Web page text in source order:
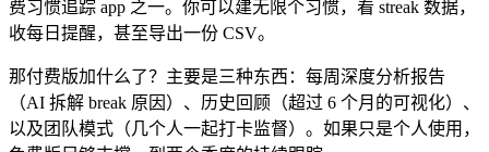
费习惯追踪 app 之一。你可以建无限个习惯，看 streak 数据，
收每日提醒，甚至导出一份 CSV。
那付费版加什么了？主要是三种东西：每周深度分析报告
（AI 拆解 break 原因）、历史回顾（超过 6 个月的可视化）、
以及团队模式（几个人一起打卡监督）。如果只是个人使用，